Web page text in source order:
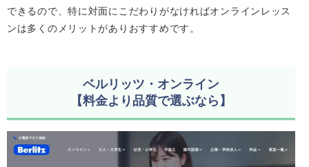
できるので、特に対面にこだわりがなければオンラインレッス
ンは多くのメリットがありおすすめです。
ベルリッツ・オンライン
【料金より品質で選ぶなら】